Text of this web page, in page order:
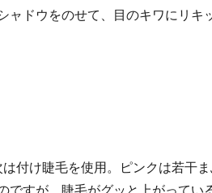
ャドウをのせて、目のキワにリキ
は付け睫毛を使用。ピンクは若干
ですが、睫毛がグッと上がってい